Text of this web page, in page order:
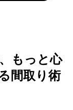
もっと心
間取り術